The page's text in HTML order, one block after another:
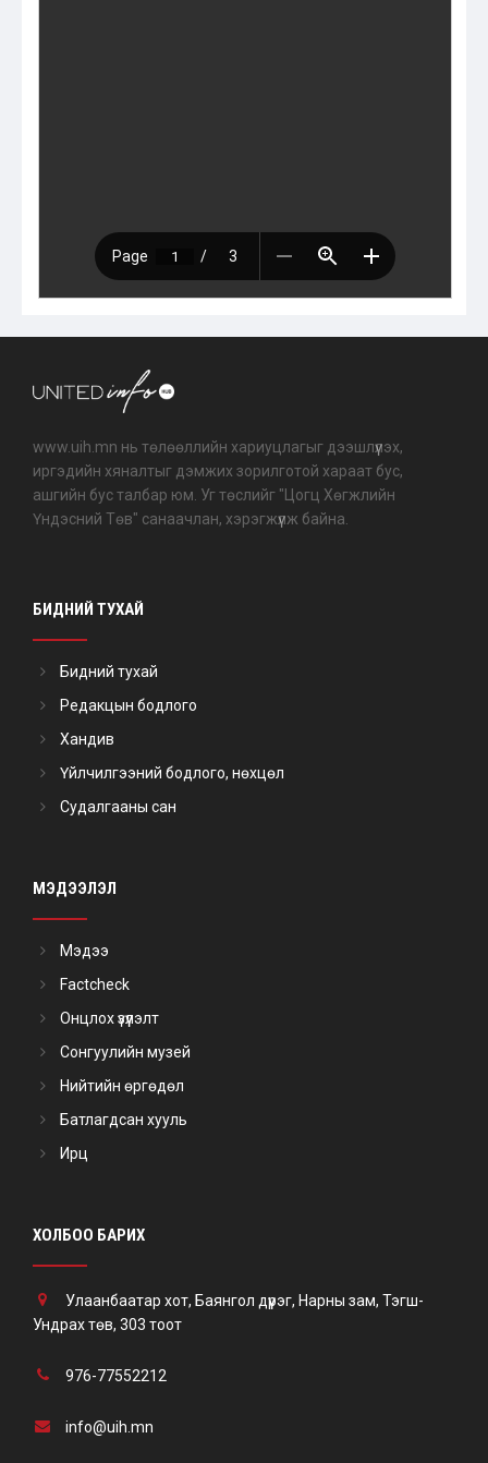
www.uih.mn нь төлөөллийн хариуцлагыг дээшлүүлэх,
иргэдийн хяналтыг дэмжих зорилготой хараат бус,
ашгийн бус талбар юм. Уг төслийг "Цогц Хөгжлийн
Үндэсний Төв" санаачлан, хэрэгжүүлж байна.
БИДНИЙ ТУХАЙ
Бидний тухай
Редакцын бодлого
Хандив
Үйлчилгээний бодлого, нөхцөл
Судалгааны сан
МЭДЭЭЛЭЛ
Мэдээ
Factcheck
Онцлох үзүүлэлт
Сонгуулийн музей
Нийтийн өргөдөл
Батлагдсан хууль
Ирц
ХОЛБОО БАРИХ
Улаанбаатар хот, Баянгол дүүрэг, Нарны зам, Тэгш-
Ундрах төв, 303 тоот
976-77552212
info@uih.mn